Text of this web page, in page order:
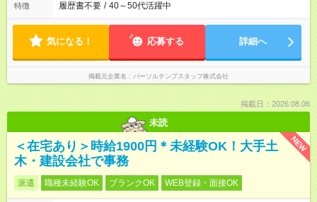
特徴 履歴書不要 / 40～50代活躍中
気になる！ 応募する 詳細へ
掲載元企業名 パーソルテンプスタッフ株式会社
掲載日：2026.08.06
未読
NEW
＜在宅あり＞時給1900円＊未経験OK！大手土
木・建設会社で事務
派遣 職種未経験OK ブランクOK WEB登録・面接OK